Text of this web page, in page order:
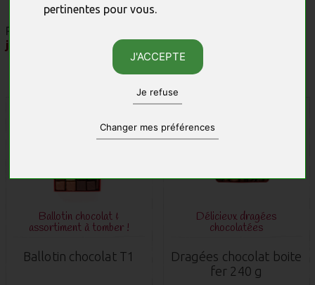
pertinentes pour vous.
J'ACCEPTE
Je refuse
Changer mes préférences
Retrouvez
jusqu'à Noël
Ballotin chocolat &
assortiment à tomber !
Ballotin chocolat T1
Délicieux dragées
chocolatées
Dragées chocolat boite
fer 240 g